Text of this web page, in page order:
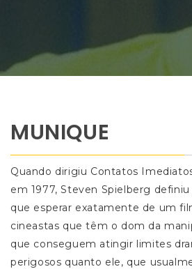
MUNIQUE
Quando dirigiu Contatos
em 1977, Steven Spielberg
que esperar exatamente de um
cineastas que têm o dom da
que conseguem atingir limites
perigosos quanto ele, que